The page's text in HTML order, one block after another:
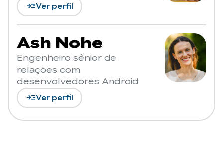
read_moreVer perfil
Ash Nohe
Engenheiro sênior de
relações com
desenvolvedores Android
read_moreVer perfil